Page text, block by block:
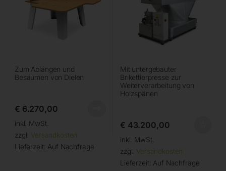
Zum Ablängen und
Besäumen von Dielen
€ 6.270,00
inkl. MwSt.
zzgl. Versandkosten
Lieferzeit: Auf Nachfrage
Mit untergebauter
Brikettierpresse zur
Weiterverarbeitung von
Holzspänen
€ 43.200,00
inkl. MwSt.
zzgl. Versandkosten
Lieferzeit: Auf Nachfrage